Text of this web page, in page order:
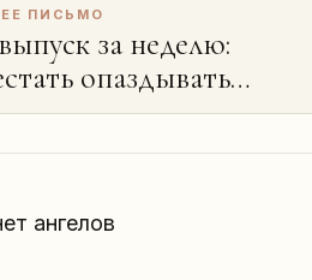
ПИСЬМО
за неделю:
опаздывать
«Бегущий
ангелов